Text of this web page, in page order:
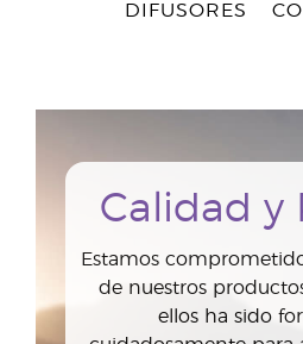
DIFUSORES
Calidad y
Estamos
de nuestros
ellos ha sido